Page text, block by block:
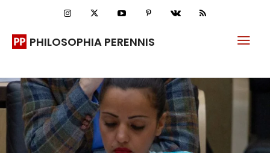
PHILOSOPHIA PERENNIS